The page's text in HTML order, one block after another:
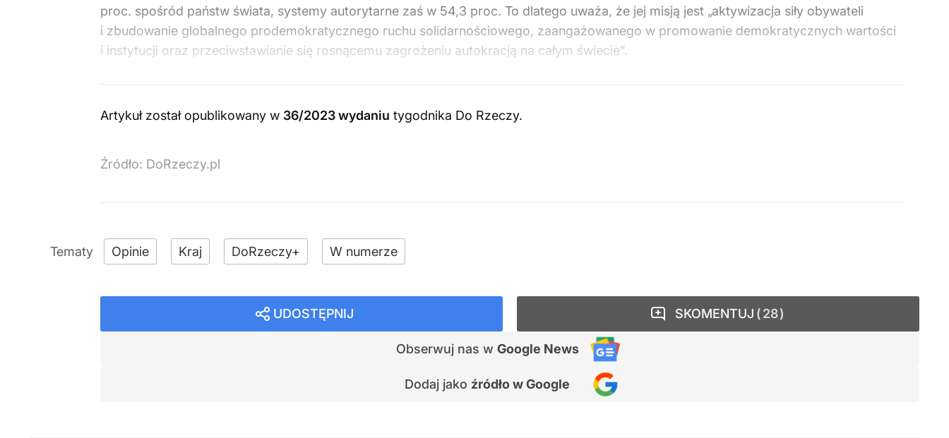
proc. spośród państw świata, systemy autorytarne zaś w 54,3 proc. To dlatego uważa, że jej misją jest „aktywizacja siły obywateli
i zbudowanie globalnego prodemokratycznego ruchu solidarnościowego, zaangażowanego w promowanie demokratycznych wartości
i instytucji oraz przeciwstawianie się rosnącemu zagrożeniu autokracją na całym świecie”.
Artykuł został opublikowany w 36/2023 wydaniu tygodnika Do Rzeczy.
Źródło: DoRzeczy.pl
Opinie Kraj DoRzeczy+ W numerze
UDOSTĘPNIJ
Obserwuj nas w Google News
Dodaj jako źródło w Google
SKOMENTUJ 28